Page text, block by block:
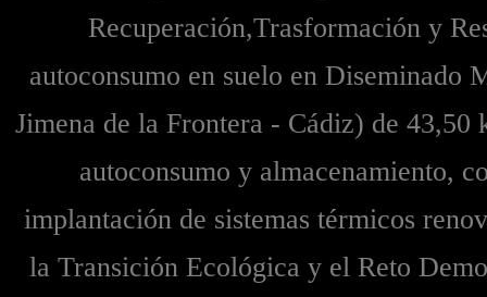
Recuperación,Trasformación y
autoconsumo en suelo en Diseminado
Jimena de la Frontera - Cádiz) de
autoconsumo y almacenamiento,
implantación de sistemas térmicos
la Transición Ecológica y el Reto